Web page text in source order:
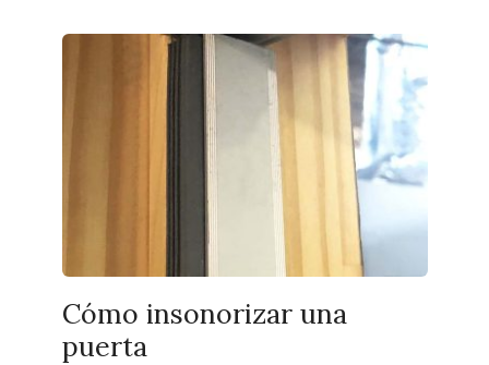
Cómo insonorizar una
puerta